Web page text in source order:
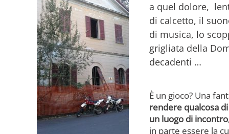
a quel dolore,
di calcetto, il
di musica, lo
grigliata della
decadenti …
È un gioco? Una
rendere qualcosa
un luogo di
in parte essere la